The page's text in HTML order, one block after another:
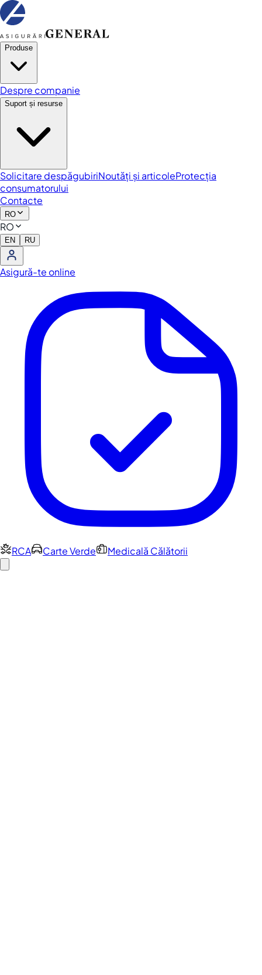
Produse
Despre companie
Suport și resurse
Solicitare despăgubiriNoutăți și articoleProtecția
consumatorului
Contacte
RO
RO
EN RU
Asigură-te online
RCA Carte Verde Medicală Călătorii